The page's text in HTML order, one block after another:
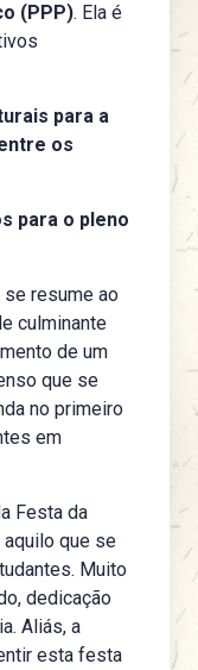
(PPP). Ela é
para a
os
para o pleno
se resume ao
culminante
de um
que se
no primeiro
em
Festa da
aquilo que se
Muito
dedicação
Aliás, a
esta festa